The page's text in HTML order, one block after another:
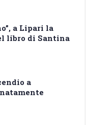
a Lipari la
libro di Santina
a